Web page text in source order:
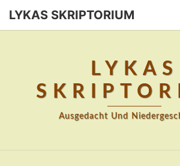
Skip
LYKAS SKRIPTORIUM
LYKAS
Ausgedacht Und